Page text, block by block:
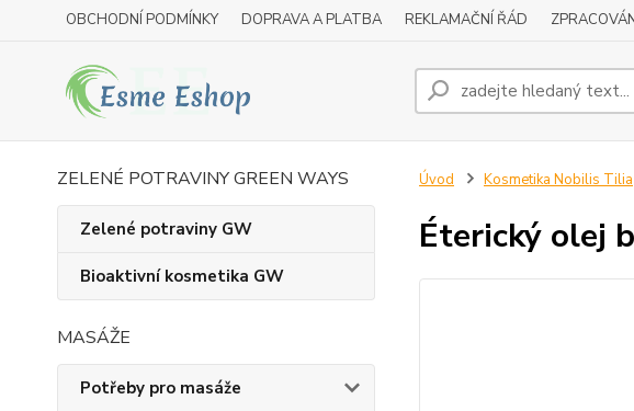
OBCHODNÍ PODMÍNKY DOPRAVA A PLATBA REKLAMAČNÍ ŘÁD
ZELENÉ POTRAVINY GREEN WAYS
Zelené potraviny GW
Bioaktivní kosmetika GW
MASÁŽE
Potřeby pro masáže
Úvod Kosmetika Nobilis Tilia
Éterický olej